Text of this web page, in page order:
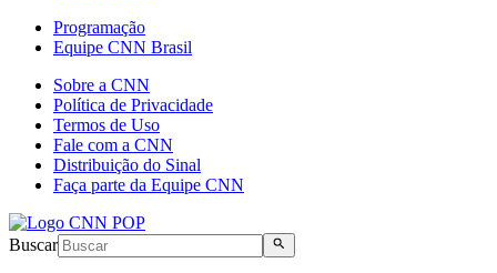
Programação
Equipe CNN Brasil
Sobre a CNN
Política de Privacidade
Termos de Uso
Fale com a CNN
Distribuição do Sinal
Faça parte da Equipe CNN
Buscar